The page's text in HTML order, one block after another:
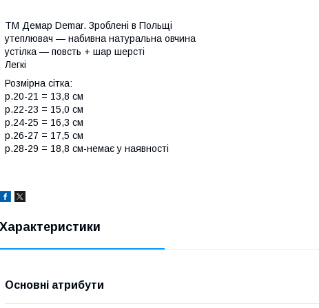
ТМ Демар Demar. Зроблені в Польщі
утеплювач — набивна натуральна овчина
устілка — повсть + шар шерсті
Легкі
Розмірна сітка:
р.20-21 = 13,8 см
р.22-23 = 15,0 см
р.24-25 = 16,3 см
р.26-27 = 17,5 см
р.28-29 = 18,8 см​​​-немає у наявності
Характеристики
Основні атрибути